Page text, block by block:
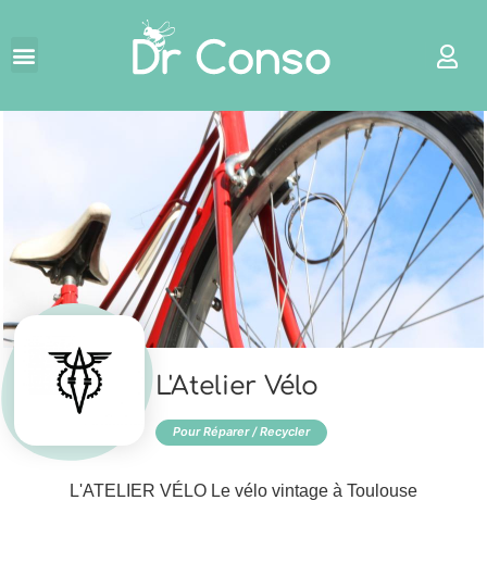
L'Atelier Vélo
Pour Réparer / Recycler
L'ATELIER VÉLO Le vélo vintage à Toulouse